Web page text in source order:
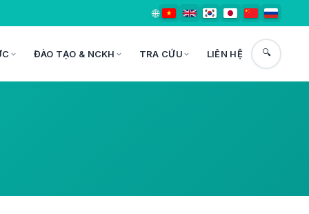
🌐
ĐÀO TẠO & NCKH TRA CỨU LIÊN HỆ 🔍